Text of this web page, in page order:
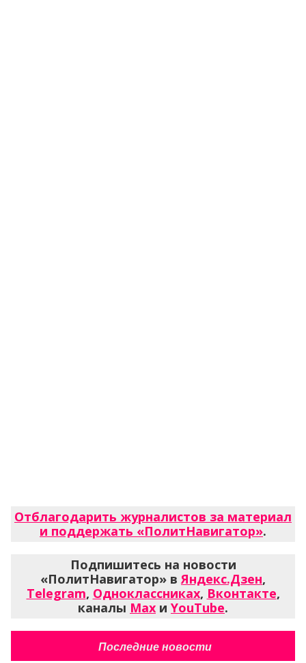
Отблагодарить журналистов за материал
и поддержать «ПолитНавигатор».
Подпишитесь на новости
«ПолитНавигатор» в Яндекс.Дзен,
Telegram, Одноклассниках, Вконтакте,
каналы Max и YouTube.
Последние новости